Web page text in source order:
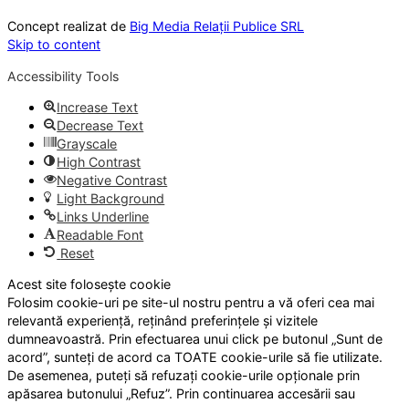
Concept realizat de Big Media Relații Publice SRL
Skip to content
Accessibility Tools
Increase Text
Decrease Text
Grayscale
High Contrast
Negative Contrast
Light Background
Links Underline
Readable Font
Reset
Acest site folosește cookie
Folosim cookie-uri pe site-ul nostru pentru a vă oferi cea mai
relevantă experiență, reținând preferințele și vizitele
dumneavoastră. Prin efectuarea unui click pe butonul „Sunt de
acord”, sunteți de acord ca TOATE cookie-urile să fie utilizate.
De asemenea, puteți să refuzați cookie-urile opționale prin
apăsarea butonului „Refuz”. Prin continuarea accesării sau